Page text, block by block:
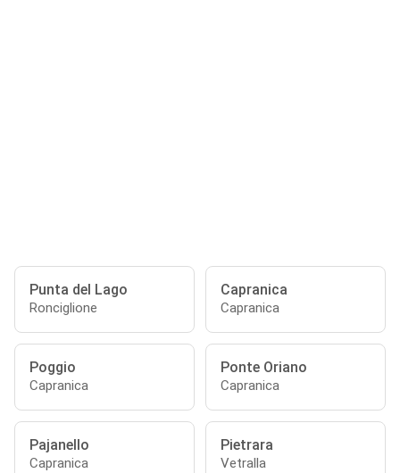
Punta del Lago
Ronciglione
Capranica
Capranica
Poggio
Capranica
Ponte Oriano
Capranica
Pajanello
Capranica
Pietrara
Vetralla